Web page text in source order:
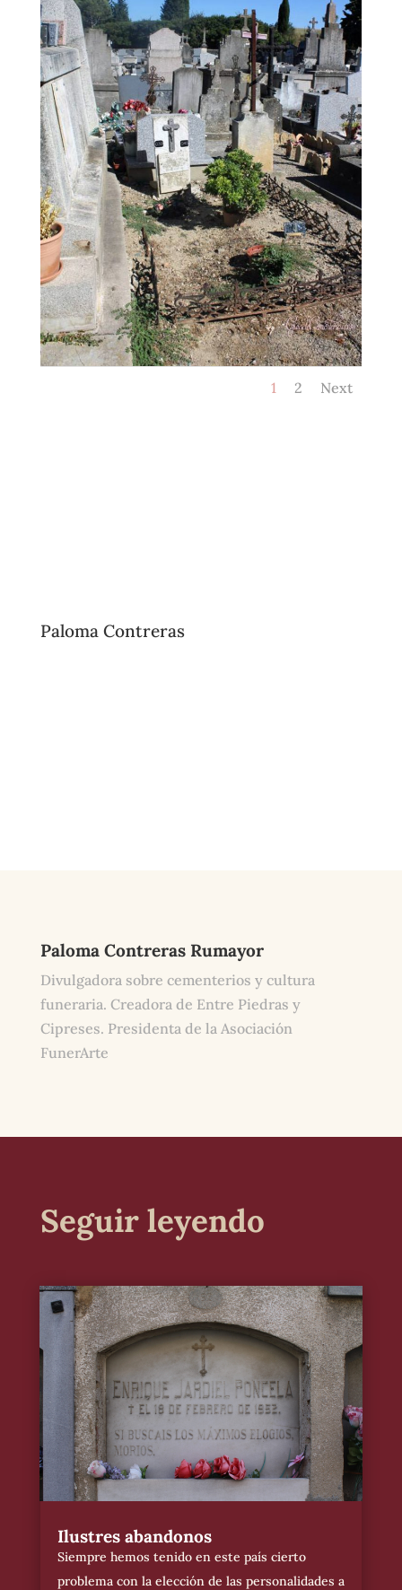
1 2 Next
Paloma Contreras
Paloma Contreras Rumayor
Divulgadora sobre cementerios y cultura
funeraria. Creadora de Entre Piedras y
Cipreses. Presidenta de la Asociación
FunerArte
Seguir leyendo
Ilustres abandonos
Siempre hemos tenido en este país cierto
problema con la elección de las personalidades a